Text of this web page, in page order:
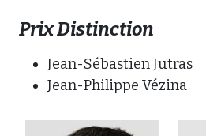
Prix Distinction
Jean-Sébastien Jutras
Jean-Philippe Vézina